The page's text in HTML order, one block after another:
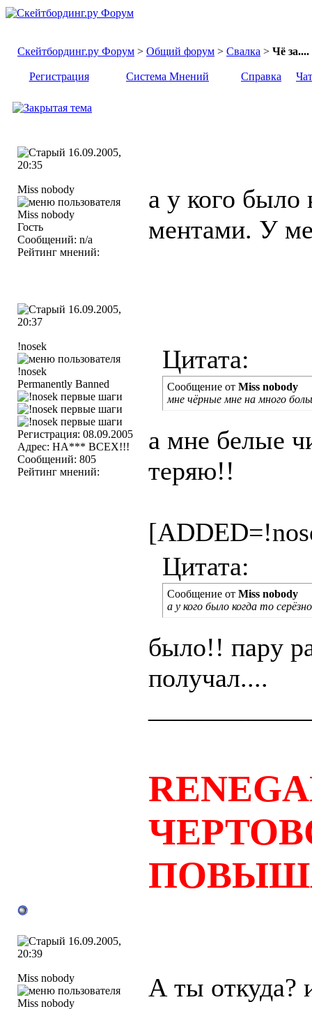
Скейтбординг.ру Форум > Общий форум > Свалка > Чё за....
Регистрация Система Мнений Справка Чат
16.09.2005,
20:35
Miss nobody
Гость
Сообщений: n/a
Рейтинг мнений:
а у кого было
ментами. У
16.09.2005,
20:37
!nosek
Permanently Banned
Регистрация: 08.09.2005
Адрес: НА*** ВСЕХ!!!
Сообщений: 805
Рейтинг мнений:
Цитата:
Сообщение от Miss nobody
мне чёрные мне на много
а мне белые
теряю!!
Цитата:
Сообщение от Miss nobody
а у кого было когда то
было!! пару
получал....
16.09.2005,
20:39
Miss nobody А ты откуда?